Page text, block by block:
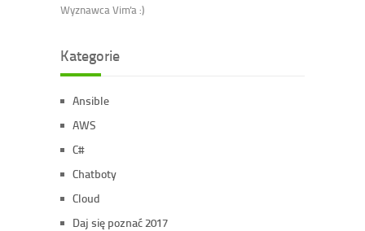
Wyznawca Vim'a :)
Kategorie
Ansible
AWS
C#
Chatboty
Cloud
Daj się poznać 2017